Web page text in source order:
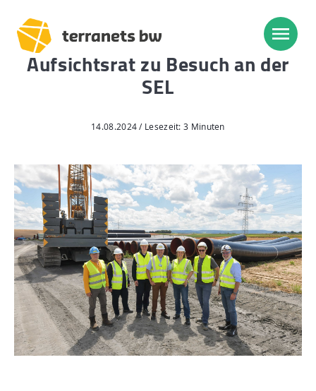
Lampertheim – Heidelberg
Heilbronn – Löchgau
Löchgau – Esslingen a. N.
Esslingen a. N. – Bissingen
Start
Planung, Bau, Betrieb
Aktuelles
Mediathek
Aufsichtsrat zu Besuch an der
SEL
14.08.2024 / Lesezeit: 3 Minuten